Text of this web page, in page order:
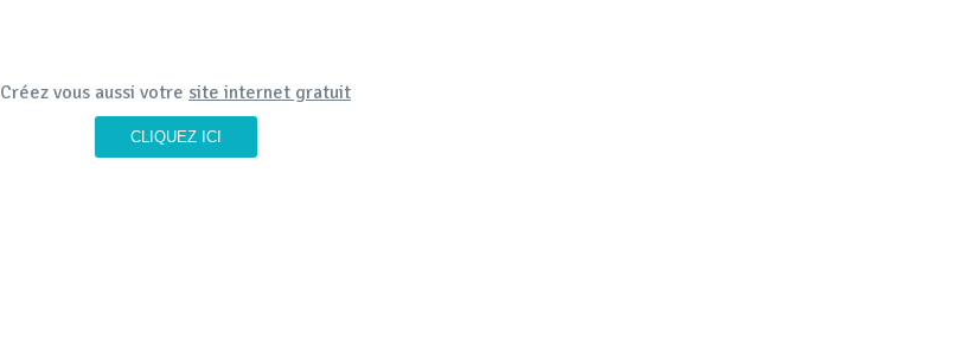
Créez vous aussi votre site internet gratuit